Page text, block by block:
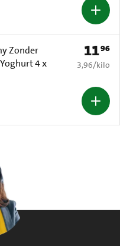
Zonder
4 x
Prijs: €
1196
€ 3,96 per
3,96/kilo